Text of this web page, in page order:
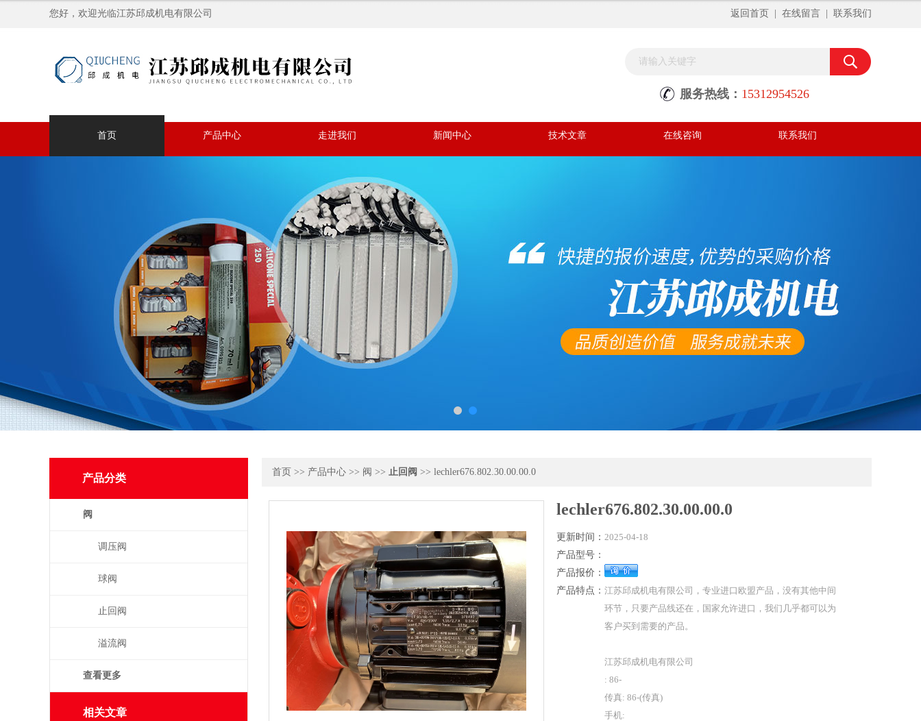
您好，欢迎光临江苏邱成机电有限公司 返回首页 在线留言 联系我们
服务热线： 15312954526
首页 产品中心 走进我们 新闻中心 技术文章 在线咨询 联系我们
产品分类
阀
调压阀
球阀
止回阀
溢流阀
查看更多
相关文章
首页 >> 产品中心 >> 阀 >> 止回阀 >> lechler676.802.30.00.00.0
lechler676.802.30.00.00.0
更新时间： 2025-04-18
产品型号：
产品报价：
产品特点： 江苏邱成机电有限公司，专业进口欧盟产品，没有其他中间
环节，只要产品线还在，国家允许进口，我们几乎都可以为
客户买到需要的产品。
江苏邱成机电有限公司
: 86-
传真: 86-(传真)
手机: